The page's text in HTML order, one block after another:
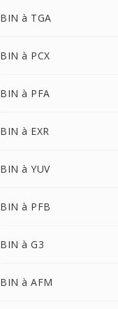
BIN à TGA
BIN à PCX
BIN à PFA
BIN à EXR
BIN à YUV
BIN à PFB
BIN à G3
BIN à AFM